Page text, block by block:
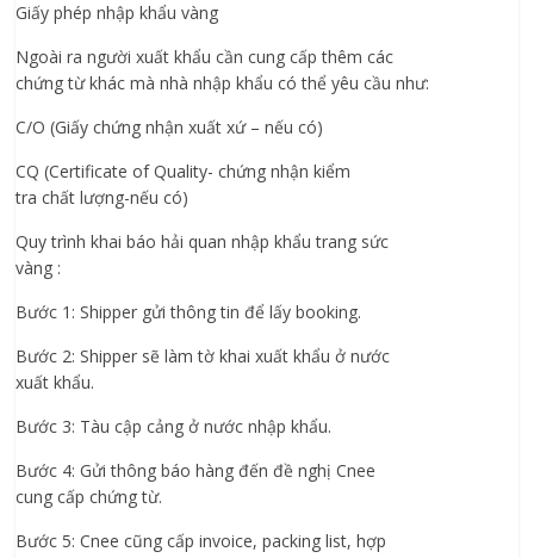
Giấy phép nhập khẩu vàng
Ngoài ra người xuất khẩu cần cung cấp thêm các
chứng từ khác mà nhà nhập khẩu có thể yêu cầu như:
C/O (Giấy chứng nhận xuất xứ – nếu có)
CQ (Certificate of Quality- chứng nhận kiểm
tra chất lượng-nếu có)
Quy trình khai báo hải quan nhập khẩu trang sức
vàng :
Bước 1: Shipper gửi thông tin để lấy booking.
Bước 2: Shipper sẽ làm tờ khai xuất khẩu ở nước
xuất khẩu.
Bước 3: Tàu cập cảng ở nước nhập khẩu.
Bước 4: Gửi thông báo hàng đến đề nghị Cnee
cung cấp chứng từ.
Bước 5: Cnee cũng cấp invoice, packing list, hợp